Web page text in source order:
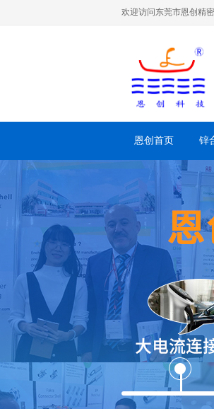
欢迎访问东莞市恩创精
恩创首页 锌